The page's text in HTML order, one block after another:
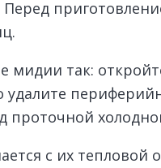
мидии так:
с их